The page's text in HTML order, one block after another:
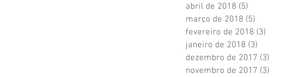
abril de 2018 (5)
março de 2018 (5)
fevereiro de 2018 (3)
janeiro de 2018 (3)
dezembro de 2017 (3)
novembro de 2017 (3)